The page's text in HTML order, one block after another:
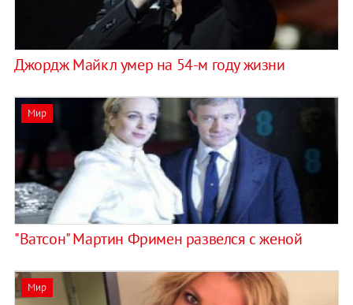
Джордж Майкл умер на 54-м году жизни
Мир
"Ватсон" Мартин Фримен развелся с женой
Мир